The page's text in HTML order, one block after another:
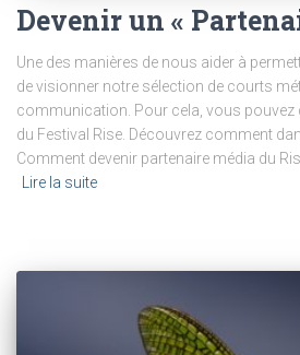
Devenir un «
Une des manières de nous aider à
de visionner notre sélection de courts
communication. Pour cela, vous pouvez
du Festival Rise. Découvrez comment
Comment devenir partenaire média du
Lire la suite